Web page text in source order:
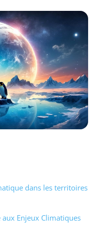
dans les territoires
aux Enjeux Climatiques